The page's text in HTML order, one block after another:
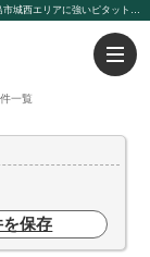
鹿児島市 バストイレ同室 ｜賃貸物件一覧｜地域に根付いて創業30年鹿児島市城西エリアに強いピタットハウス鹿児島城西店【新聖都市開発】豊富な物件を取り揃えております。賃貸管理もお任せください。
一覧
を保存